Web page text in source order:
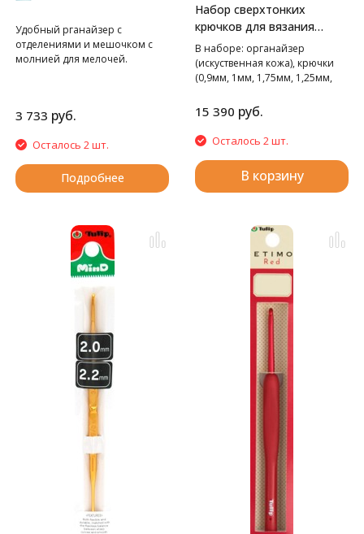
Удобный рганайзер с
отделениями и мешочком с
молнией для мелочей.
3 733 руб.
Осталось 2 шт.
Подробнее
Набор сверхтонких
крючков для вязания
"ETIMO Rose", TEL-001e
В наборе: органайзер
(искуственная кожа), крючки
(0,9мм, 1мм, 1,75мм, 1,25мм,
3,5мм), ножницы с чехлом для
лезвия, игла-2шт
15 390 руб.
Осталось 2 шт.
В корзину